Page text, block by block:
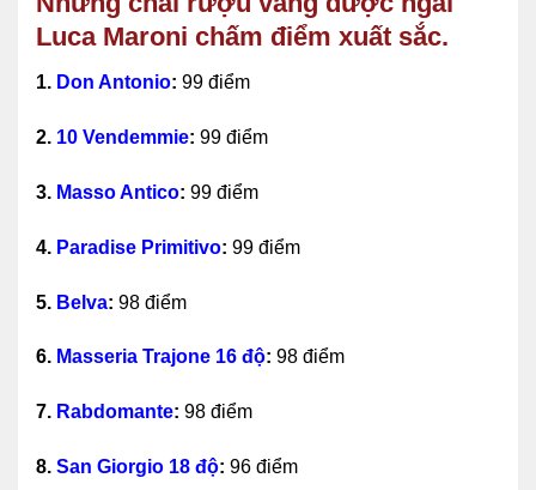
Luca Maroni chấm điểm xuất sắc.
1. Don Antonio: 99 điểm
2. 10 Vendemmie: 99 điểm
3. Masso Antico: 99 điểm
4. Paradise Primitivo: 99 điểm
5. Belva: 98 điểm
6. Masseria Trajone 16 độ: 98 điểm
7. Rabdomante: 98 điểm
8. San Giorgio 18 độ: 96 điểm